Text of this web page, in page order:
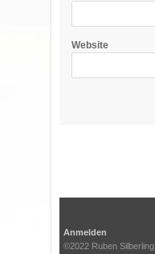
Website
Anmelden
©2022 Ruben Silberling